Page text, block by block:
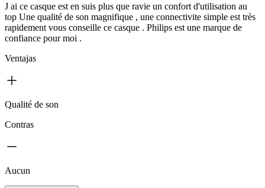
J ai ce casque est en suis plus que ravie un confort d'utilisation au
top Une qualité de son magnifique , une connectivite simple est très
rapidement vous conseille ce casque . Philips est une marque de
confiance pour moi .
Ventajas
Qualité de son
Contras
Aucun